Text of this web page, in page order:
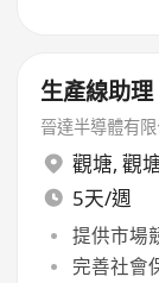
生產線助理
晉達半導體有
觀塘, 觀
5天/週
提供市場
完善社會